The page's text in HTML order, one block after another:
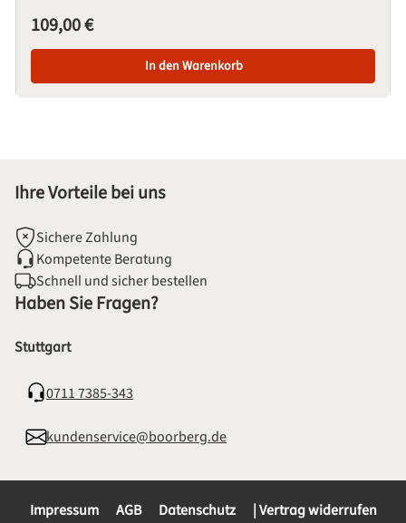
Regulärer Preis:
109,00 €
In den Warenkorb
Ihre Vorteile bei uns
Sichere Zahlung
Kompetente Beratung
Schnell und sicher bestellen
Haben Sie Fragen?
Stuttgart
0711 7385-343
kundenservice@boorberg.de
Impressum AGB Datenschutz | Vertrag widerrufen